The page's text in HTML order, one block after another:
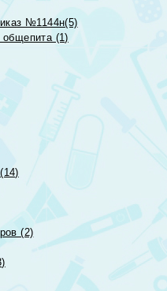
№1144н(5)
общепита (1)
(2)